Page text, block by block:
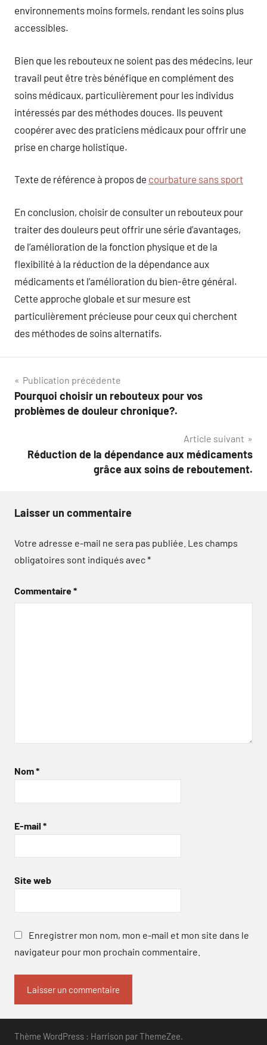
environnements moins formels, rendant les soins plus
accessibles.
Bien que les rebouteux ne soient pas des médecins, leur
travail peut être très bénéfique en complément des
soins médicaux, particulièrement pour les individus
intéressés par des méthodes douces. Ils peuvent
coopérer avec des praticiens médicaux pour offrir une
prise en charge holistique.
Texte de référence à propos de courbature sans sport
En conclusion, choisir de consulter un rebouteux pour
traiter des douleurs peut offrir une série d’avantages,
de l’amélioration de la fonction physique et de la
flexibilité à la réduction de la dépendance aux
médicaments et l’amélioration du bien-être général.
Cette approche globale et sur mesure est
particulièrement précieuse pour ceux qui cherchent
des méthodes de soins alternatifs.
Navigation
de
Publication précédente
Pourquoi choisir un rebouteux pour vos
problèmes de douleur chronique?.
Article suivant
Réduction de la dépendance aux médicaments
grâce aux soins de reboutement.
Laisser un commentaire
Votre adresse e-mail ne sera pas publiée. Les champs
obligatoires sont indiqués avec*
Commentaire*
Nom*
E-mail *
Site web
Enregistrer mon nom, mon e-mail et mon site dans le
navigateur pour mon prochain commentaire.
Thème WordPress : Harrison par ThemeZee.